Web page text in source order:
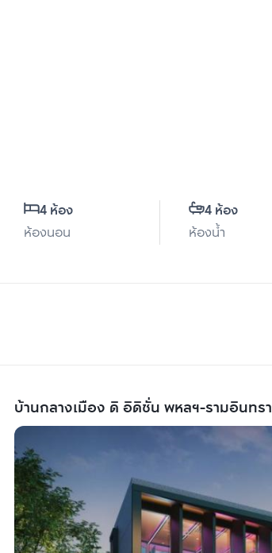
4 ห้อง
ห้องนอน
4 ห้อง
ห้องน้ำ
บ้านกลางเมือง ดิ อิดิชั่น พหลฯ-รามอินทรา